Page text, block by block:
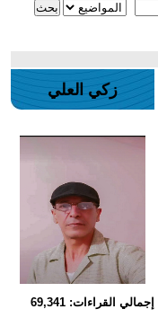
زكي العلي
إجمالي القراءات: 69,341